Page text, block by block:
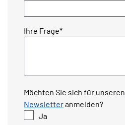
Pflichtfeld
Ihre Frage*
Möchten Sie sich für unseren
Newsletteranmelden?
Ja